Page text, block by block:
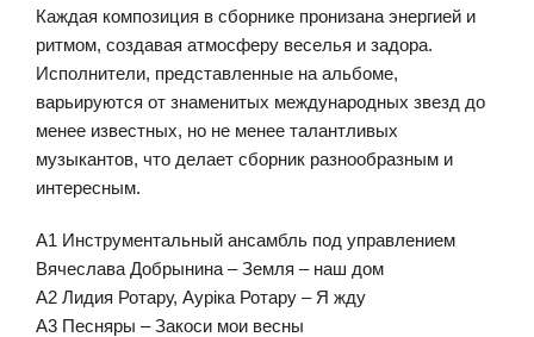
Каждая композиция в сборнике пронизана энергией и
ритмом, создавая атмосферу веселья и задора.
Исполнители, представленные на альбоме,
варьируются от знаменитых международных звезд до
менее известных, но не менее талантливых
музыкантов, что делает сборник разнообразным и
интересным.
A1 Инструментальный ансамбль под управлением
Вячеслава Добрынина – Земля – наш дом
A2 Лидия Ротару, Ауріка Ротару – Я жду
A3 Песняры – Закоси мои весны